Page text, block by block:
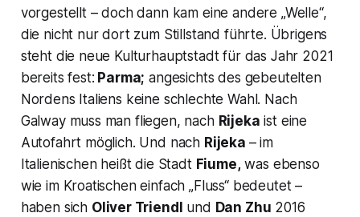
vorgestellt – doch dann kam eine andere „Welle“,
die nicht nur dort zum Stillstand führte. Übrigens
steht die neue Kulturhauptstadt für das Jahr 2021
bereits fest: Parma; angesichts des gebeutelten
Nordens Italiens keine schlechte Wahl. Nach
Galway muss man fliegen, nach Rijeka ist eine
Autofahrt möglich. Und nach Rijeka – im
Italienischen heißt die Stadt Fiume,was ebenso
wie im Kroatischen einfach „Fluss“ bedeutet –
haben sich Oliver Triendl und Dan Zhu 2016